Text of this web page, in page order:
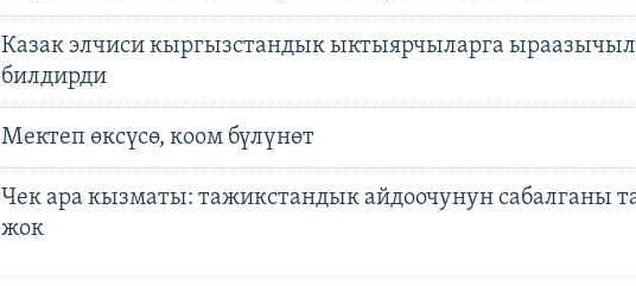
Казак элчиси кыргызстандык ыктыярчыларга
билдирди
Мектеп өксүсө, коом бүлүнөт
Чек ара кызматы: тажикстандык айдоочунун сабалганы
жок